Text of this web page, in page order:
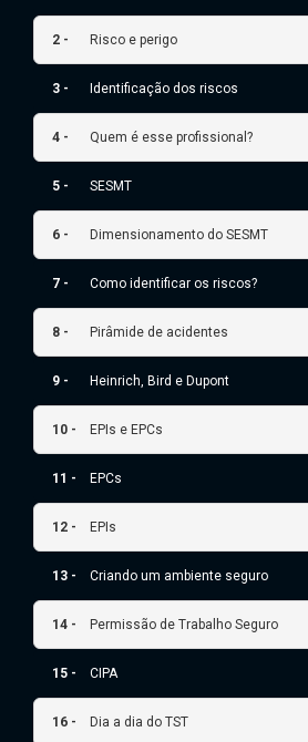
2 - Risco e perigo
3 - Identificação dos riscos
4 - Quem é esse profissional?
5 - SESMT
6 - Dimensionamento do SESMT
7 - Como identificar os riscos?
8 - Pirâmide de acidentes
9 - Heinrich, Bird e Dupont
10 - EPIs e EPCs
11 - EPCs
12 - EPIs
13 - Criando um ambiente seguro
14 - Permissão de Trabalho Seguro
15 - CIPA
16 - Dia a dia do TST